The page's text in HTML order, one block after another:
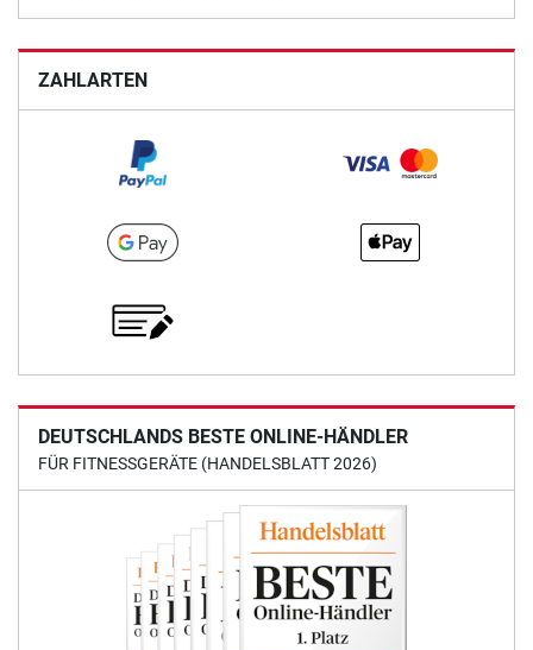
ZAHLARTEN
DEUTSCHLANDS BESTE ONLINE-HÄNDLER
FÜR FITNESSGERÄTE (HANDELSBLATT 2026)